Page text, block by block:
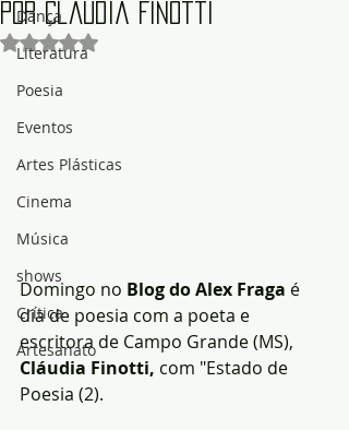
Dança
Literatura
Poesia
Eventos
Artes Plásticas
Cinema
Música
shows
Crítica
Artesanato
por Cláudia Finotti
Avaliado com NaN de 5 estrelas.
Domingo no Blog do Alex Fraga é
dia de poesia com a poeta e
escritora de Campo Grande (MS),
Cláudia Finotti, com "Estado de
Poesia (2).